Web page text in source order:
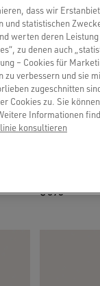
und
Leder mit
€ 695
dass wir
statistischen
werten deren
zu denen auch
– Cookies für
verbessern und sie
zugeschnitten
Cookies zu. Sie
Informationen
konsultieren